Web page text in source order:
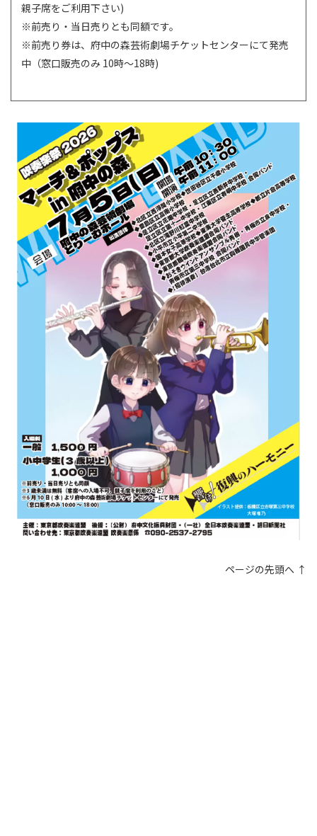
親子席をご利用下さい)
※前売り・当日売りとも同額です。
※前売り券は、府中の森芸術劇場チケットセンターにて発売
中（窓口販売のみ 10時～18時)
ページの先頭へ ↑